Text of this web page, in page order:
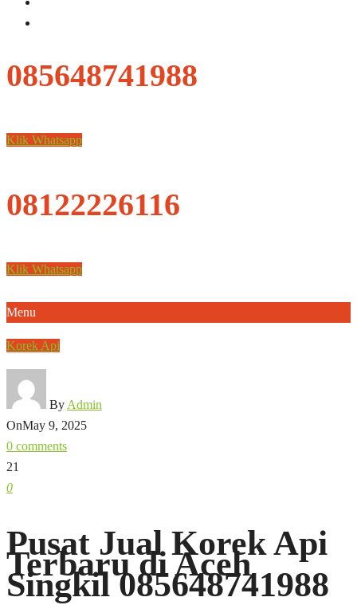
085648741988
Klik Whatsapp
08122226116
Klik Whatsapp
Menu
Korek Api
By Admin
OnMay 9, 2025
0 comments
21
0
Pusat Jual Korek Api
Terbaru di Aceh
Singkil 085648741988